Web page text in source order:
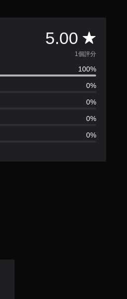
5.00 平
均
評
分
為
1
顆
1個評分
100%
0%
0%
0%
0%